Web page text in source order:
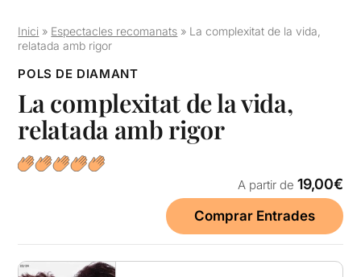
Inici » Espectacles recomanats » La complexitat de la vida,
relatada amb rigor
POLS DE DIAMANT
La complexitat de la vida,
relatada amb rigor
A partir de 19,00€
Comprar Entrades